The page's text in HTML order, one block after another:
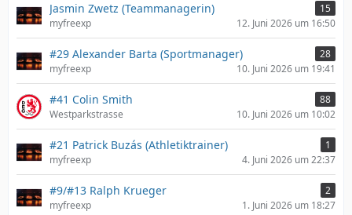
Jasmin Zwetz (Teammanagerin)
15
myfreexp
12. Juni 2026 um 16:50
#29 Alexander Barta (Sportmanager)
28
myfreexp
10. Juni 2026 um 19:41
#41 Colin Smith
88
Westparkstrasse
10. Juni 2026 um 10:02
#21 Patrick Buzás (Athletiktrainer)
1
myfreexp
4. Juni 2026 um 22:37
#9/#13 Ralph Krueger
2
myfreexp
1. Juni 2026 um 18:27